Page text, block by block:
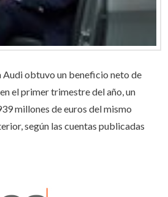
obtuvo un beneficio neto de
el primer trimestre del año, un
millones de euros del mismo
según las cuentas publicadas